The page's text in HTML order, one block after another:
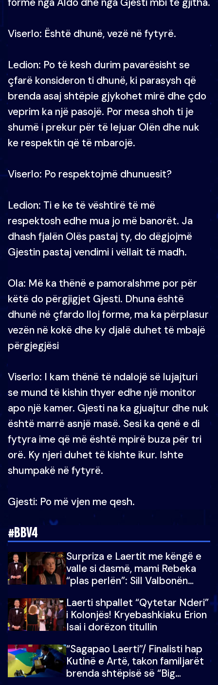
Viserlo: Është dhunë, vezë në fytyrë.
Ledion: Po të kesh durim pavarësisht se
çfarë konsideron ti dhunë, ki parasysh që
brenda asaj shtëpie gjykohet mirë dhe çdo
veprim ka një pasojë. Por mesa shoh ti je
shumë i prekur për të lejuar Olën dhe nuk
ke respektin që të mbarojë.
Viserlo: Po respektojmë dhunuesit?
Ledion: Ti e ke të vështirë të më
respektosh edhe mua jo më banorët. Ja
dhash fjalën Olës pastaj ty, do dëgjojmë
Gjestin pastaj vendimi i vëllait të madh.
Ola: Më ka thënë e pamoralshme por për
këtë do përgjigjet Gjesti. Dhuna është
dhunë në çfardo lloj forme, ma ka përplasur
vezën në kokë dhe ky djalë duhet të mbajë
përgjegjësi
Viserlo: I kam thënë të ndalojë së lujajturi
se mund të kishin thyer edhe një monitor
apo një kamer. Gjesti na ka gjuajtur dhe nuk
është marrë asnjë masë. Sesi ka qenë e di
fytyra ime që më është mpirë buza për tri
orë. Ky njeri duhet të kishte ikur. Ishte
shumpakë në fytyrë.
Gjesti: Po më vjen me qesh.
#BBV4
Surpriza e Laertit me këngë e
valle si dasmë, mami Rebeka
“plas perlën”: Sill Valbonën
Laerti shpallet “Qytetar Nderi”
i Kolonjës! Kryebashkiaku Erion
Isai i dorëzon titullin
“Sagapao Laerti”/ Finalisti hap
Kutinë e Artë, takon familjarët
brenda shtëpisë së “Big